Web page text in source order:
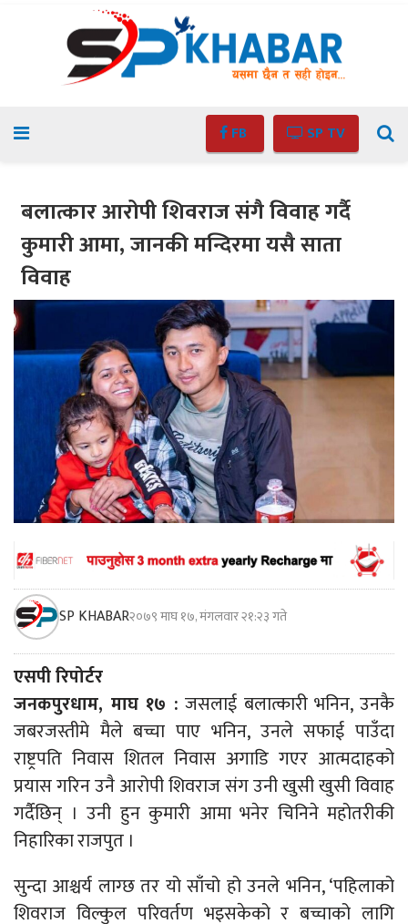
FB SP TV
बलात्कार आरोपी शिवराज संगै विवाह गर्दै
कुमारी आमा, जानकी मन्दिरमा यसै साता
विवाह
SP KHABAR२०७९ माघ १७, मंगलवार २१:२३ गते
एसपी रिपोर्टर
जनकपुरधाम, माघ १७ : जसलाई बलात्कारी भनिन, उनकै
जबरजस्तीमे मैले बच्चा पाए भनिन, उनले सफाई पाउँदा
राष्ट्रपति निवास शितल निवास अगाडि गएर आत्मदाहको
प्रयास गरिन उनै आरोपी शिवराज संग उनी खुसी खुसी विवाह
गर्दैछिन् । उनी हुन कुमारी आमा भनेर चिनिने महोतरीकी
निहारिका राजपुत ।
सुन्दा आश्चर्य लाग्छ तर यो साँचो हो उनले भनिन, ‘पहिलाको
शिवराज विल्कुल परिवर्तण भइसकेको र बच्चाको लागि